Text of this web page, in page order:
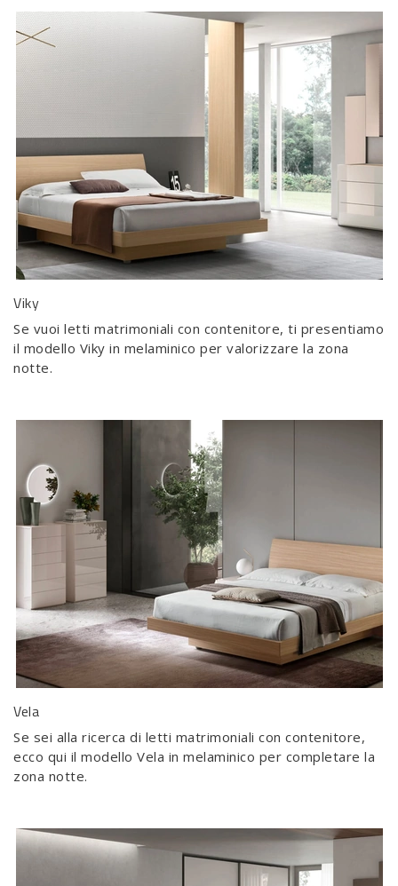
Viky
Se vuoi letti matrimoniali con contenitore, ti presentiamo
il modello Viky in melaminico per valorizzare la zona
notte.
Vela
Se sei alla ricerca di letti matrimoniali con contenitore,
ecco qui il modello Vela in melaminico per completare la
zona notte.